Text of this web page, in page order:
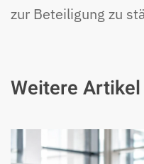
zur Beteiligung zu
Weitere Artikel